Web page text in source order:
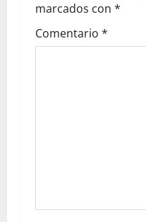
marcados con *
Comentario *